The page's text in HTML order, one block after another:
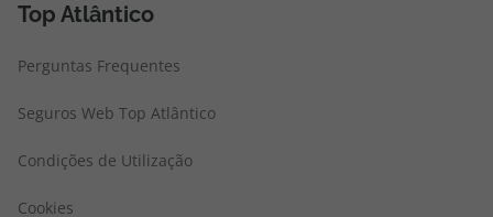
Top Atlântico
Perguntas Frequentes
Seguros Web Top Atlântico
Condições de Utilização
Cookies